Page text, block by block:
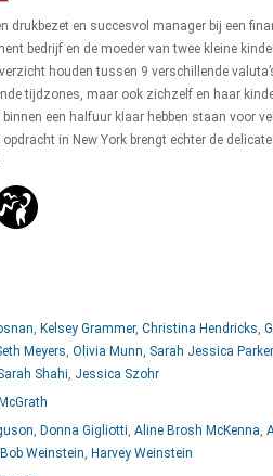
drukbezet en succesvol manager bij een
bedrijf en de moeder van twee kleine
houden tussen 9 verschillende
tijdzones, maar ook zichzelf en haar
een halfuur klaar hebben staan voor
opdracht in New York brengt echter de
, Kelsey Grammer, Christina Hendricks,
Meyers, Olivia Munn, Sarah Jessica Parker
Shahi, Jessica Szohr
, Donna Gigliotti, Aline Brosh McKenna,
Bob Weinstein, Harvey Weinstein